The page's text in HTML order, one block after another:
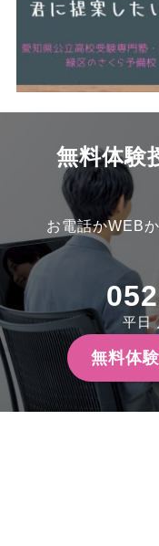
無料体験
お電話かWEB
平日
無料体